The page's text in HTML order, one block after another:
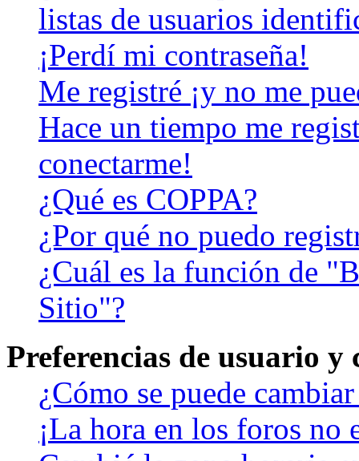
listas de usuarios
¡Perdí mi contraseña!
Me registré ¡y no me
Hace un tiempo me
conectarme!
¿Qué es COPPA?
¿Por qué no puedo
¿Cuál es la función de
Sitio"?
Preferencias de usuario y
¿Cómo se puede
¡La hora en los foros no